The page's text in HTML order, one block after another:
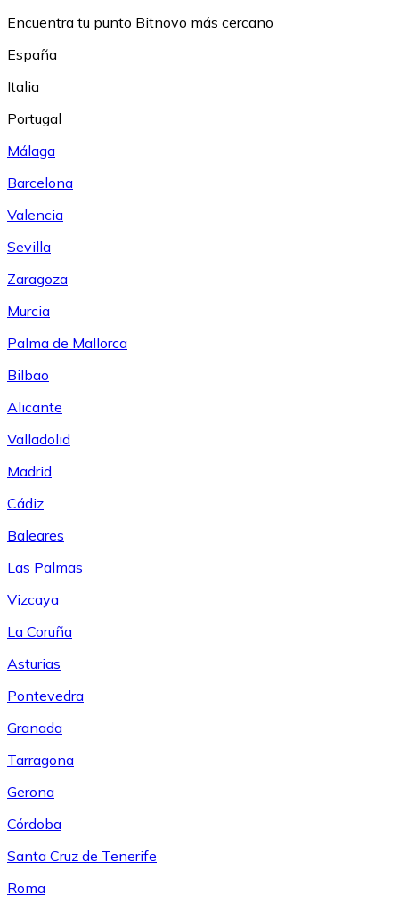
Encuentra tu punto Bitnovo más cercano
España
Italia
Portugal
Málaga
Barcelona
Valencia
Sevilla
Zaragoza
Murcia
Palma de Mallorca
Bilbao
Alicante
Valladolid
Madrid
Cádiz
Baleares
Las Palmas
Vizcaya
La Coruña
Asturias
Pontevedra
Granada
Tarragona
Gerona
Córdoba
Santa Cruz de Tenerife
Roma